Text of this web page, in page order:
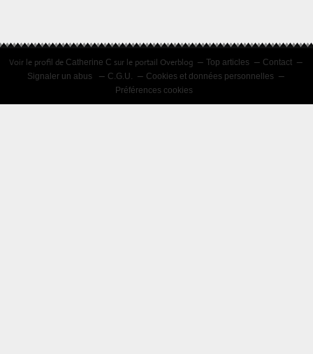
Voir le profil de Catherine C sur le portail Overblog Top articles
Contact
Signaler un abus
C.G.U.
Cookies et données personnelles
Préférences cookies